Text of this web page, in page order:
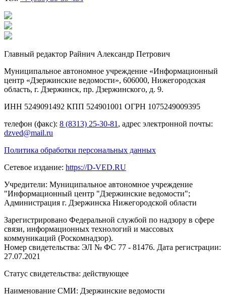
Главный редактор Райнич Александр Петрович
Муниципальное автономное учреждение «Информационный
центр «Дзержинские ведомости», 606000, Нижегородская
область, г. Дзержинск, пр. Дзержинского, д. 9.
ИНН 5249091492 КПП 524901001 ОГРН 1075249009395
телефон (факс): 8 (8313) 25-30-81 , адрес электронной почты:
dzved@mail.ru
Политика обработки персональных данных
Сетевое издание: https://D-VED.RU
Учредители: Муниципальное автономное учреждение
"Информационный центр "Дзержинские ведомости";
Администрация г. Дзержинска Нижегородской области
Зарегистрировано Федеральной службой по надзору в сфере
связи, информационных технологий и массовых
коммуникаций (Роскомнадзор).
Номер свидетельства: ЭЛ № ФС 77 - 81476. Дата регистрации:
27.07.2021
Статус свидетельства: действующее
Наименование СМИ: Дзержинские ведомости